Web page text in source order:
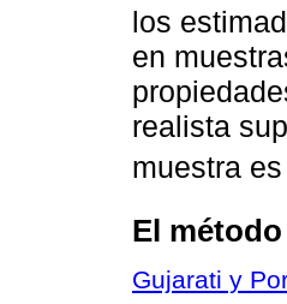
los
en
realista
muestra
El
Gujarati y